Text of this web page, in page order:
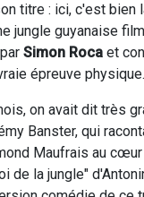
titre : ici, c'est bien
jungle guyanaise
Simon Roca et
épreuve physique.
on avait dit très
Banster, qui
Maufrais au
de la jungle"